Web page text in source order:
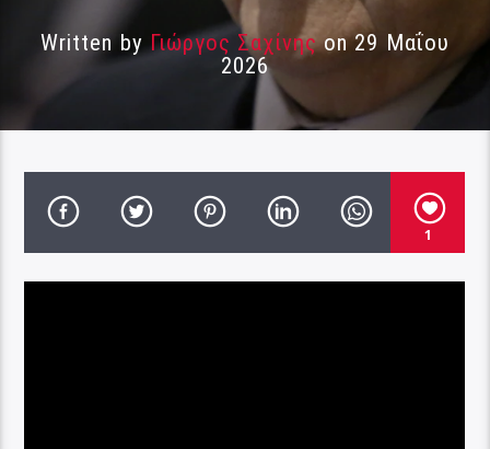
Written by Γιώργος Σαχίνηςon 29 Μαΐου
2026
1